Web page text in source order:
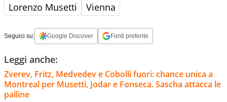
Lorenzo Musetti
Vienna
Seguici su: Google Discover Fonti preferite
Leggi anche:
Zverev, Fritz, Medvedev e Cobolli fuori: chance unica a
Montreal per Musetti, Jodar e Fonseca. Sascha attacca le
palline